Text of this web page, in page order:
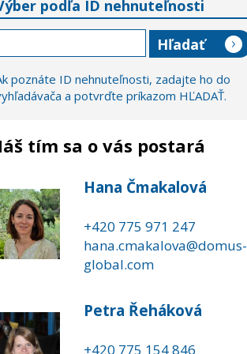
podľa ID nehnuteľnosti
poznáte ID nehnuteľnosti, zadajte ho do
a potvrďte príkazom HĽADAŤ.
tím sa o vás postará
Hana Čmakalová
+420 775 971 247
hana.cmakalova@domus-
global.com
Petra Řeháková
+420 775 154 846